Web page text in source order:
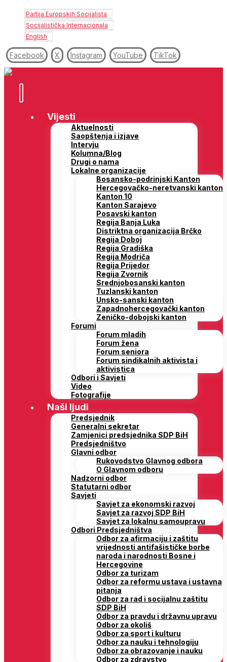
Partija Europskih Socijalista
Socijalistička Internacionala
English
Facebook X Instagram YouTube TikTok
Vijesti
Aktuelnosti
Saopštenja i izjave
Intervju
Kolumna/Blog
Drugi o nama
Lokalne organizacije
Bosansko-podrinjski Kanton
Hercegovačko-neretvanski kanton
Kanton 10
Kanton Sarajevo
Posavski kanton
Regija Banja Luka
Distriktna organizacija Brčko
Regija Doboj
Regija Gradiška
Regija Modriča
Regija Prijedor
Regija Zvornik
Srednjobosanski kanton
Tuzlanski kanton
Unsko-sanski kanton
Zapadnohercegovački kanton
Zeničko-dobojski kanton
Forumi
Forum mladih
Forum žena
Forum seniora
Forum sindikalnih aktivista i
aktivistica
Odbori i Savjeti
Video
Fotografije
Naši ljudi
Predsjednik
Generalni sekretar
Zamjenici predsjednika SDP BiH
Predsjedništvo
Glavni odbor
Rukovodstvo Glavnog odbora
O Glavnom odboru
Nadzorni odbor
Statutarni odbor
Savjeti
Savjet za ekonomski razvoj
Savjet za razvoj SDP BiH
Savjet za lokalnu samoupravu
Odbori Predsjedništva
Odbor za afirmaciju i zaštitu
vrijednosti antifašističke borbe
naroda i narodnosti Bosne i
Hercegovine
Odbor za turizam
Odbor za reformu ustava i ustavna
pitanja
Odbor za rad i socijalnu zaštitu
SDP BiH
Odbor za pravdu i državnu upravu
Odbor za okoliš
Odbor za sport i kulturu
Odbor za nauku i tehnologiju
Odbor za obrazovanje i nauku
Odbor za zdravstvo